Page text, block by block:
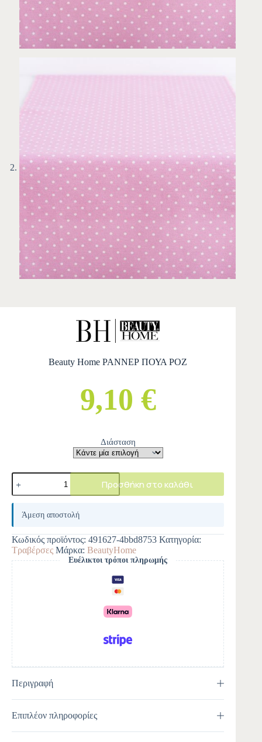
Beauty Home ΡΑΝΝΕΡ ΠΟΥΑ ΡΟΖ
9,10 €
Διάσταση
Προσθήκη στο καλάθι
A
e
r
n
a
t
i
v
e
:
Άμεση αποστολή
Κωδικός προϊόντος: 491627-4bbd8753 Κατηγορία:
Τραβέρσες Μάρκα: BeautyHome
Ευέλικτοι τρόποι πληρωμής
Περιγραφή
Επιπλέον πληροφορίες